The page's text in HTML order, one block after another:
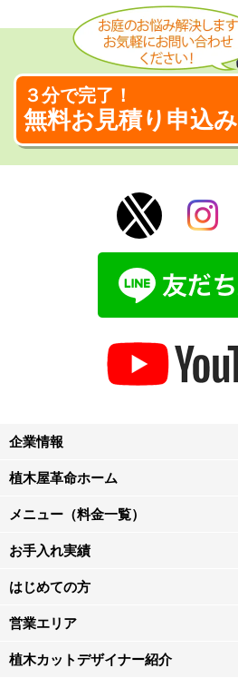
３分で完了！
無料お見積り申込み
企業情報
植木屋革命ホーム
メニュー（料金一覧）
お手入れ実績
はじめての方
営業エリア
植木カットデザイナー紹介